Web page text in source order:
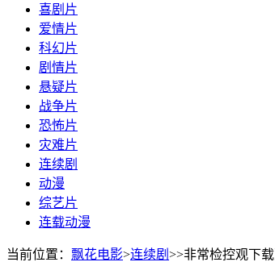
喜剧片
爱情片
科幻片
剧情片
悬疑片
战争片
恐怖片
灾难片
连续剧
动漫
综艺片
连载动漫
当前位置： 飘花电影>连续剧 >>非常检控观下